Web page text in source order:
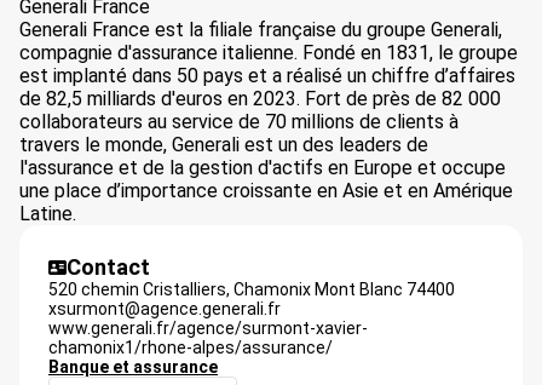
Generali France
Generali France est la filiale française du groupe Generali,
compagnie d'assurance italienne. Fondé en 1831, le groupe
est implanté dans 50 pays et a réalisé un chiffre d’affaires
de 82,5 milliards d'euros en 2023. Fort de près de 82 000
collaborateurs au service de 70 millions de clients à
travers le monde, Generali est un des leaders de
l'assurance et de la gestion d'actifs en Europe et occupe
une place d’importance croissante en Asie et en Amérique
Latine.
Contact
520 chemin Cristalliers, Chamonix Mont Blanc 74400
xsurmont@agence.generali.fr
www.generali.fr/agence/surmont-xavier-
chamonix1/rhone-alpes/assurance/
Banque et assurance